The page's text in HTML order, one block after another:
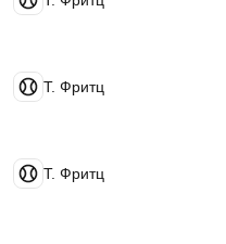
Т. Фритц
Т. Фритц